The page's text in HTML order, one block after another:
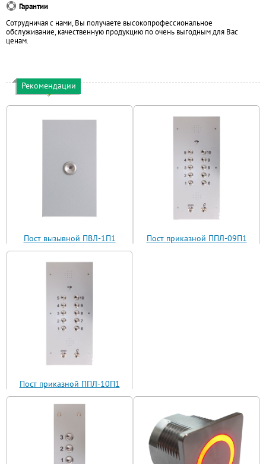
Гарантии
Сотрудничая с нами, Вы получаете высокопрофессиональное
обслуживание, качественную продукцию по очень выгодным для Вас
ценам.
Рекомендации
Пост вызывной ПВЛ-1П1
(ВП11-1)
Пост приказной ППЛ-09П1
Пост приказной ППЛ-10П1
(ППЛ11-10)